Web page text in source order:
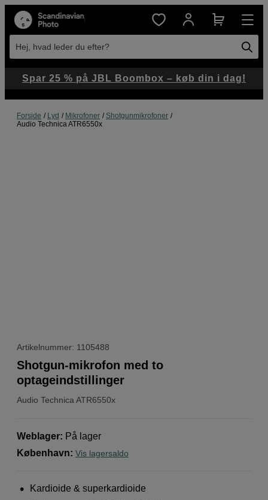
Hej, hvad leder du efter?
Forside Lyd Mikrofoner
Shotgunmikrofoner
Audio Technica ATR6550x
Artikelnummer: 1105488
Audio Technica ATR6550x
Shotgun-mikrofon med to
optageindstillinger
Weblager: På lager
København: Vis lagersaldo
Kardioide & superkardioide
Spar 25 % på JBL Boombox – køb din i dag!